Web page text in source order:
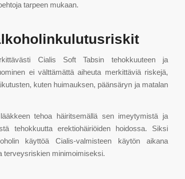
tarpeen mukaan.
Cialis Soft Tabsin tehokkuuteen ja
ei välttämättä aiheuta merkittäviä riskejä,
kuten huimauksen, päänsäryn ja matalan
tehoa häiritsemällä sen imeytymistä ja
tehokkuutta erektiohäiriöiden hoidossa. Siksi
käyttöä Cialis-valmisteen käytön aikana
terveysriskien minimoimiseksi.